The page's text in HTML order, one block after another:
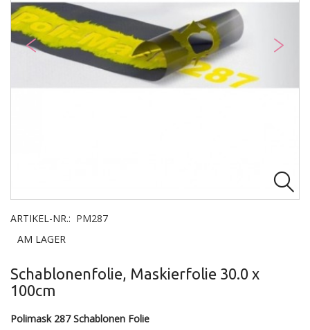

ARTIKEL-NR.: PM287
AM LAGER
Schablonenfolie, Maskierfolie 30.0 x
100cm
Polimask 287 Schablonen Folie